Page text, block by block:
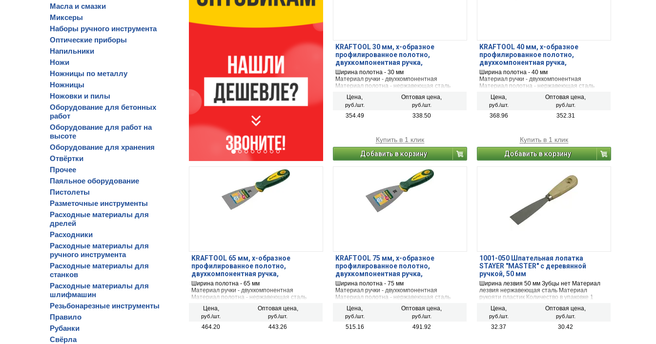
Масла и смазки
Миксеры
Наборы ручного инструмента
Оптические приборы
Напильники
Ножи
Ножницы по металлу
Ножницы
Ножовки и пилы
Оборудование для бетонных
работ
Оборудование для работ на
высоте
Оборудование для хранения
Отвёртки
Прочее
Паяльное оборудование
Пистолеты
Разметочные инструменты
Расходные материалы для
дрелей
Расходники
Расходные материалы для
ручного инструмента
Расходные материалы для
станков
Расходные материалы для
шлифмашин
Резьбонарезные инструменты
Правило
Рубанки
Свёрла
KRAFTOOL 30 мм, х-образное
профилированное полотно,
двухкомпонентная ручка,
нержавеющий, шпатель (10035-030)
Ширина полотна - 30 мм
Материал ручки - двухкомпонентная
Материал полотна - нержавеющая сталь
Цена,
руб./шт.
Оптовая цена,
руб./шт.
354.49 338.50
Купить в 1 клик
Добавить в корзину
KRAFTOOL 40 мм, х-образное
профилированное полотно,
двухкомпонентная ручка,
нержавеющий, шпатель (10035-040)
Ширина полотна - 40 мм
Материал ручки - двухкомпонентная
Материал полотна - нержавеющая сталь
Цена,
руб./шт.
Оптовая цена,
руб./шт.
368.96 352.31
Купить в 1 клик
Добавить в корзину
KRAFTOOL 65 мм, х-образное
профилированное полотно,
двухкомпонентная ручка,
нержавеющий, шпатель (10035-065)
Ширина полотна - 65 мм
Материал ручки - двухкомпонентная
Материал полотна - нержавеющая сталь
Цена,
руб./шт.
Оптовая цена,
руб./шт.
464.20 443.26
KRAFTOOL 75 мм, х-образное
профилированное полотно,
двухкомпонентная ручка,
нержавеющий, шпатель (10035-075)
Ширина полотна - 75 мм
Материал ручки - двухкомпонентная
Материал полотна - нержавеющая сталь
Цена,
руб./шт.
Оптовая цена,
руб./шт.
515.16 491.92
1001-050 Шпательная лопатка
STAYER "MASTER" c деревянной
ручкой, 50 мм
Ширина лезвия 50 мм Зубцы нет Материал
лезвия нержавеющая сталь Материал
рукояти пластик Количество в упаковке 1
Цена,
руб./шт.
Оптовая цена,
руб./шт.
32.37 30.42